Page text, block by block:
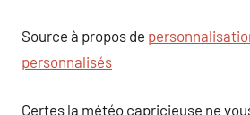
Source à propos de
personnalisés
Certes la météo capricieuse ne